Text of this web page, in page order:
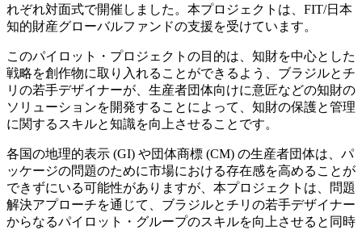
れぞれ対面式で開催しました。本プロジェクトは、FIT/日本
知的財産グローバルファンドの支援を受けています。
このパイロット・プロジェクトの目的は、知財を中心とした
戦略を創作物に取り入れることができるよう、ブラジルとチ
リの若手デザイナーが、生産者団体向けに意匠などの知財の
ソリューションを開発することによって、知財の保護と管理
に関するスキルと知識を向上させることです。
各国の地理的表示 (GI) や団体商標 (CM) の生産者団体は、パ
ッケージの問題のために市場における存在感を高めることが
できずにいる可能性がありますが、本プロジェクトは、問題
解決アプローチを通じて、ブラジルとチリの若手デザイナー
からなるパイロット・グループのスキルを向上させると同時